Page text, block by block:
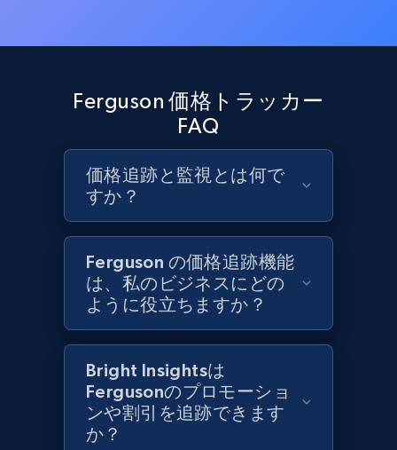
URL, Product id, Title, Product description,
Rating, Reviews count, Initial price, Discount,
1.3K+ 175+ 今すぐ始める
Target - Gather data on products using
specified keywords
URL, Product id, Title, Product description,
Rating, Reviews count, Initial price, Discount,
and more.
175+ 今すぐ始める
Ferguson 価格トラッカー
FAQ
価格追跡と監視とは何で
すか？
Ferguson の価格追跡機能
は、私のビジネスにどの
ように役立ちますか？
Bright Insightsは
Fergusonのプロモーショ
ンや割引を追跡できます
か？